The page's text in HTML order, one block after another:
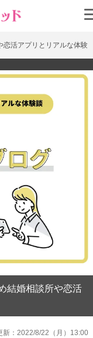
恋活アプリとリアルな体験
結婚相談所や恋活
新：2022/8/22（月）13:00